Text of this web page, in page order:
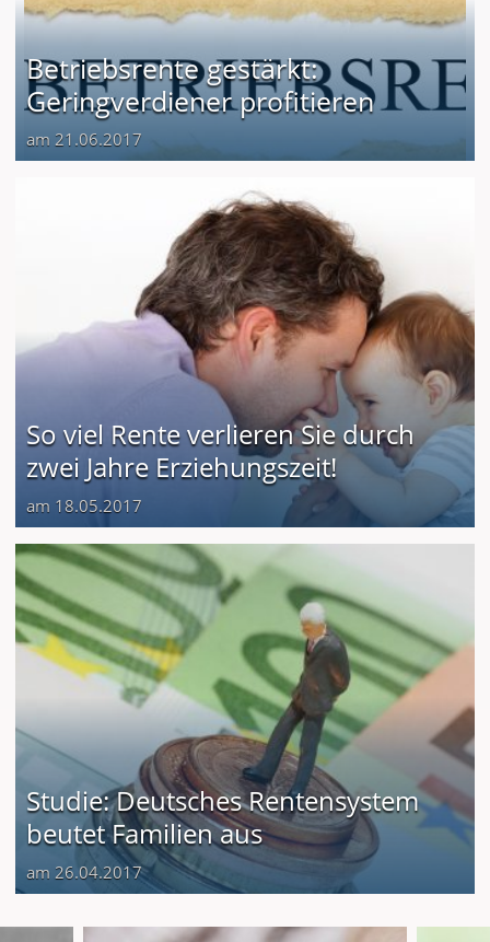
Betriebsrente gestärkt:
Geringverdiener profitieren
am 21.06.2017
So viel Rente verlieren Sie durch
zwei Jahre Erziehungszeit!
am 18.05.2017
Studie: Deutsches Rentensystem
beutet Familien aus
am 26.04.2017